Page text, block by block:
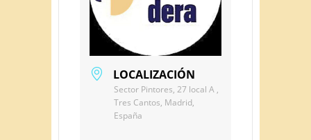
LOCALIZACIÓN
Sector Pintores, 27 local A ,
Tres Cantos, Madrid,
España